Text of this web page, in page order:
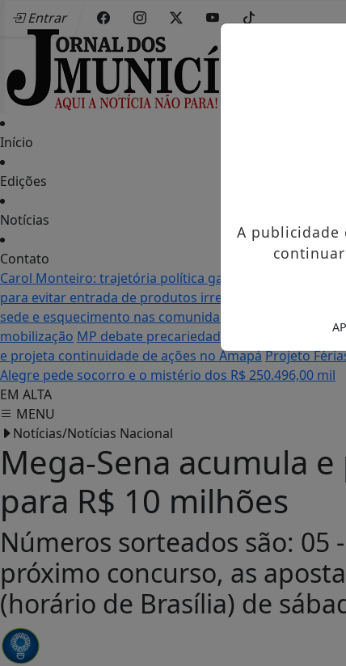
Entrar
Início
Edições
Notícias
Contato
Carol Monteiro: trajetória política ganha destaque em
para evitar entrada de produtos irregulares
Seletiva
sede e esquecimento nas comunidades: as duas
mobilização MP debate precariedade de energia
e projeta continuidade de ações no AmapáProjeto
Alegre pede socorro e o mistério dos R$ 250.496,00 mil
EM ALTA
MENU
Notícias/Notícias Nacional
Mega-Sena acumula
para R$ 10 milhões
Números sorteados são: 05
próximo concurso, as
(horário de Brasília) de
A publicidade